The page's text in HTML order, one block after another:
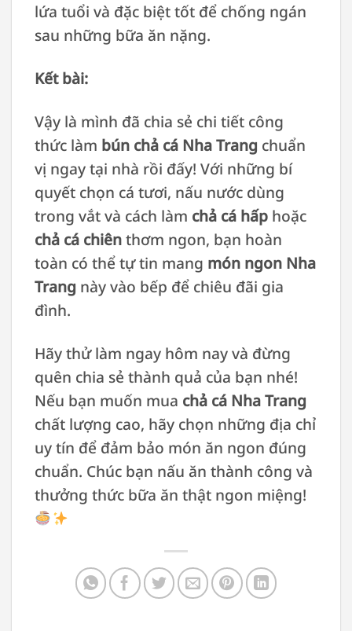
lứa tuổi và đặc biệt tốt để chống ngán
sau những bữa ăn nặng.
Kết bài:
Vậy là mình đã chia sẻ chi tiết công
thức làm bún chả cá Nha Trang chuẩn
vị ngay tại nhà rồi đấy! Với những bí
quyết chọn cá tươi, nấu nước dùng
trong vắt và cách làm chả cá hấphoặc
chả cá chiênthơm ngon, bạn hoàn
toàn có thể tự tin mang món ngon Nha
Trang này vào bếp để chiêu đãi gia
đình.
Hãy thử làm ngay hôm nay và đừng
quên chia sẻ thành quả của bạn nhé!
Nếu bạn muốn mua chả cá Nha Trang
chất lượng cao, hãy chọn những địa chỉ
uy tín để đảm bảo món ăn ngon đúng
chuẩn. Chúc bạn nấu ăn thành công và
thưởng thức bữa ăn thật ngon miệng!